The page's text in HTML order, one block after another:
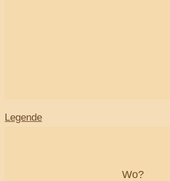
Legende
Wo?